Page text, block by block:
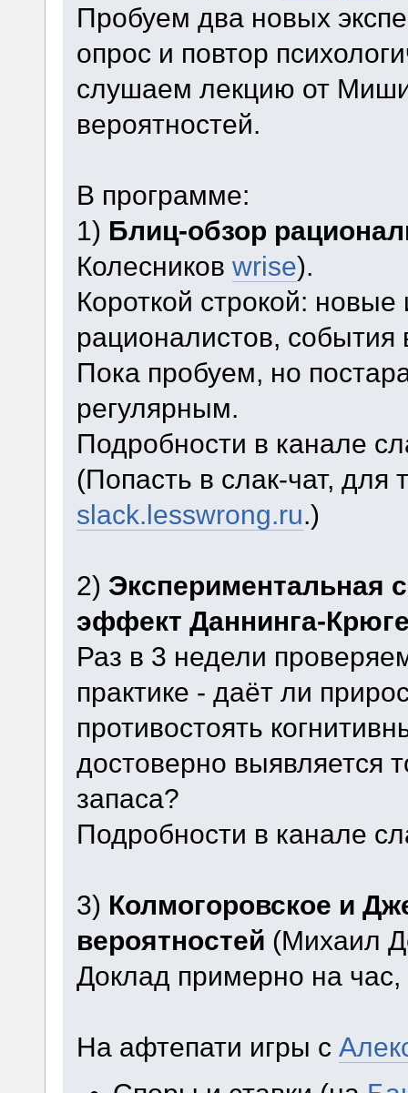
Пробуем два новых
опрос и повтор
слушаем лекцию от
вероятностей.
В программе:
1) Блиц-обзор
Колесников wrise).
Короткой строкой:
рационалистов,
Пока пробуем, но
регулярным.
Подробности в канале
(Попасть в слак-чат, для
slack.lesswrong.ru.)
2) Экспериментальная
эффект Даннинга-
Раз в 3 недели
практике - даёт ли
противостоять
достоверно выявляется
запаса?
Подробности в канале
3) Колмогоровское и
вероятностей (Михаил
Доклад примерно на
На афтепати игры с